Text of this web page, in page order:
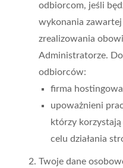
odbiorcom, jeśli
wykonania
zrealizowania
Administratorze.
odbiorców:
firma
upoważnieni
którzy
celu działania
Twoje dane